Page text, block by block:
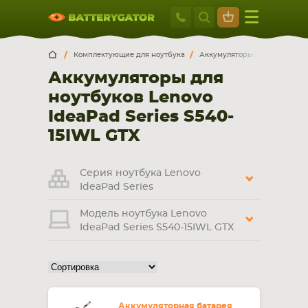
Москва
+7 495 414
Москва Санкт-Петербург
г. Москва, ул. Ткацкая, 5с3 (м. Семеновская)
5 мин. ходьбы от ст.м. “Семеновская”
+7 495 414 28 59
Обратный звонок
Пн-Вс:
смартфона, планшета
НОУТБУКА ПЛАНШЕТА
Комплектующие для ноутбука Аккумуляторы для ноутбуков
Аккумуляторы для
ноутбуков Lenovo
IdeaPad Series S540-
15IWL GTX
Серия ноутбука Lenovo
IdeaPad Series
Модель ноутбука Lenovo
IdeaPad Series S540-15IWL GTX
Аккумуляторная батарея